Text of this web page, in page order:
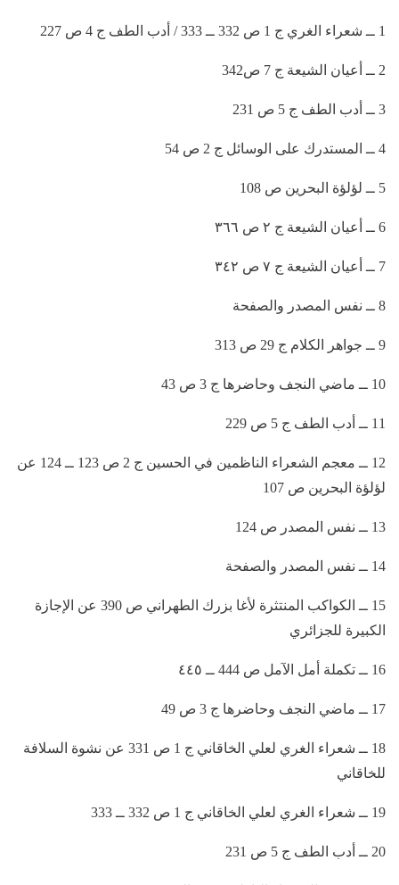
1 ــ شعراء الغري ج 1 ص 332 ــ 333 / أدب الطف ج 4 ص 227
2 ــ أعيان الشيعة ج 7 ص342
3 ــ أدب الطف ج 5 ص 231
4 ــ المستدرك على الوسائل ج 2 ص 54
5 ــ لؤلؤة البحرين ص 108
6 ــ أعيان الشيعة ج ٢ ص ٣٦٦
7 ــ أعيان الشيعة ج ٧ ص ٣٤٢
8 ــ نفس المصدر والصفحة
9 ــ جواهر الكلام ج 29 ص 313
10 ــ ماضي النجف وحاضرها ج 3 ص 43
11 ــ أدب الطف ج 5 ص 229
12 ــ معجم الشعراء الناظمين في الحسين ج 2 ص 123 ــ 124 عن
لؤلؤة البحرين ص 107
13 ــ نفس المصدر ص 124
14 ــ نفس المصدر والصفحة
15 ــ الكواكب المنتثرة لأغا بزرك الطهراني ص 390 عن الإجازة
الكبيرة للجزائري
16 ــ تكملة أمل الآمل ص 444 ــ ٤٤٥
17 ــ ماضي النجف وحاضرها ج 3 ص 49
18 ــ شعراء الغري لعلي الخاقاني ج 1 ص 331 عن نشوة السلافة
للخاقاني
19 ــ شعراء الغري لعلي الخاقاني ج 1 ص 332 ــ 333
20 ــ أدب الطف ج 5 ص 231